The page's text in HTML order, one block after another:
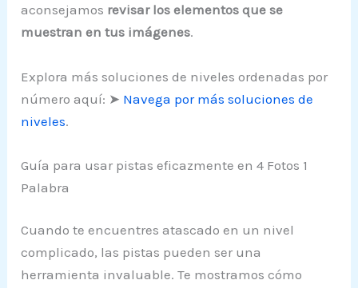
aconsejamos revisar los elementos que se
muestran en tus imágenes.
Explora más soluciones de niveles ordenadas por
número aquí: ➤ Navega por más soluciones de
niveles.
Guía para usar pistas eficazmente en 4 Fotos 1
Palabra
Cuando te encuentres atascado en un nivel
complicado, las pistas pueden ser una
herramienta invaluable. Te mostramos cómo